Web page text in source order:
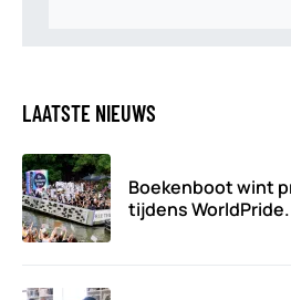
LAATSTE NIEUWS
Boekenboot wint
tijdens